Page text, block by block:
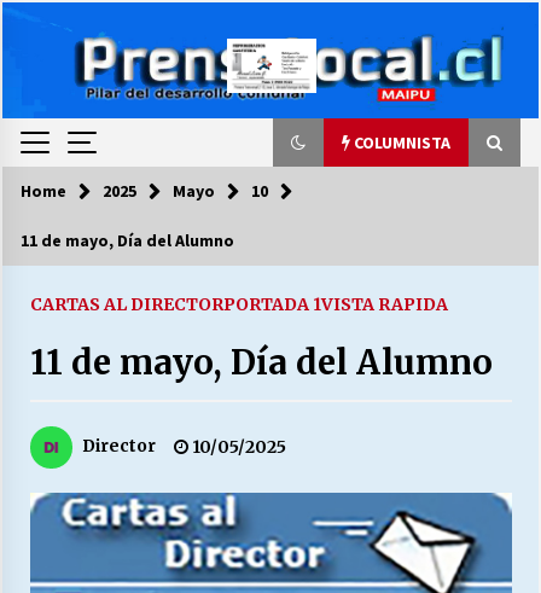
COLUMNISTA
COLUMNISTA
cuándo van a bajar?
LA DC POR SIEMPRE.RECORDANDO 69 AÑOS DE
28/07/2026
“ORGULLOSOS DE SER DC” SALUDA EL
CUMPLEAÑOS 69
27/07/2026
Home 2025 Mayo 10
11 de mayo, Día del Alumno
CARTAS AL DIRECTORPORTADA 1VISTA RAPIDA
11 de mayo, Día del Alumno
Director 10/05/2025